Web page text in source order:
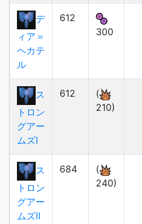
デ
ィア＝
ヘカテ
ル
612
300
ス
トロン
グアー
ムズⅠ
612
(
210)
ス
トロン
グアー
ムズⅡ
684
(
240)